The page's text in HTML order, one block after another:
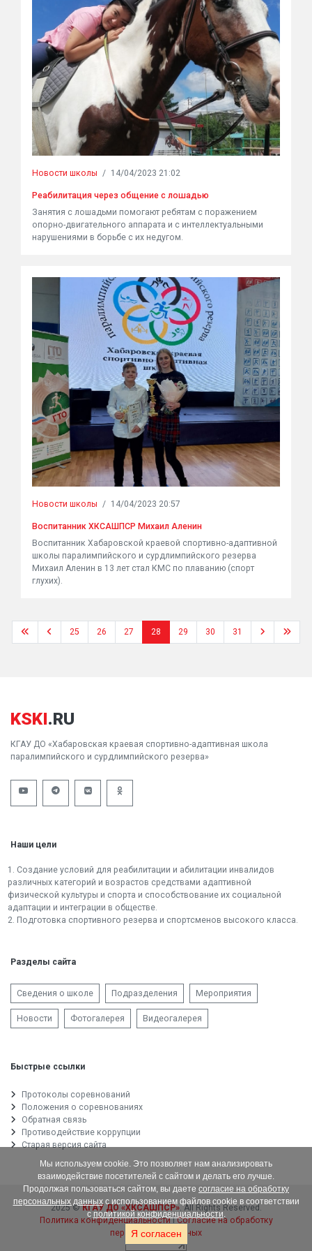
Новости школы / 14/04/2023 21:02
Реабилитация через общение с лошадью
Занятия с лошадьми помогают ребятам с поражением
опорно-двигательного аппарата и с интеллектуальными
нарушениями в борьбе с их недугом.
Новости школы / 14/04/2023 20:57
Воспитанник ХКСАШПСР Михаил Аленин
Воспитанник Хабаровской краевой спортивно-адаптивной
школы паралимпийского и сурдлимпийского резерва
Михаил Аленин в 13 лет стал КМС по плаванию (спорт
глухих).
25 26 27 28 29 30 31
KSKI.RU
КГАУ ДО «Хабаровская краевая спортивно-адаптивная школа
паралимпийского и сурдлимпийского резерва»
Наши цели
1. Создание условий для реабилитации и абилитации инвалидов
различных категорий и возрастов средствами адаптивной
физической культуры и спорта и способствование их социальной
адаптации и интеграции в обществе.
2. Подготовка спортивного резерва и спортсменов высокого класса.
Разделы сайта
Сведения о школе Подразделения Мероприятия
Новости Фотогалерея Видеогалерея
Быстрые ссылки
Протоколы соревнований
Положения о соревнованиях
Обратная связь
Противодействие коррупции
Старая версия сайта
2025 ©КГАУ ДО «ХКСАШПСР». All Rights Reserved.
Политика конфиденциальности|Согласие на обработку
персональных данных
Мы используем cookie. Это позволяет нам анализировать
взаимодействие посетителей с сайтом и делать его лучше.
Продолжая пользоваться сайтом, вы даете согласие на обработку
персональных данныхс использованием файлов cookie в соответствии
с политикой конфиденциальности.
Я согласен